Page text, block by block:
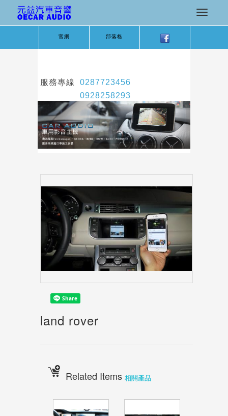
官網 部落格
服務專線
0287723456
0928258293
land rover
Related Items 相關產品